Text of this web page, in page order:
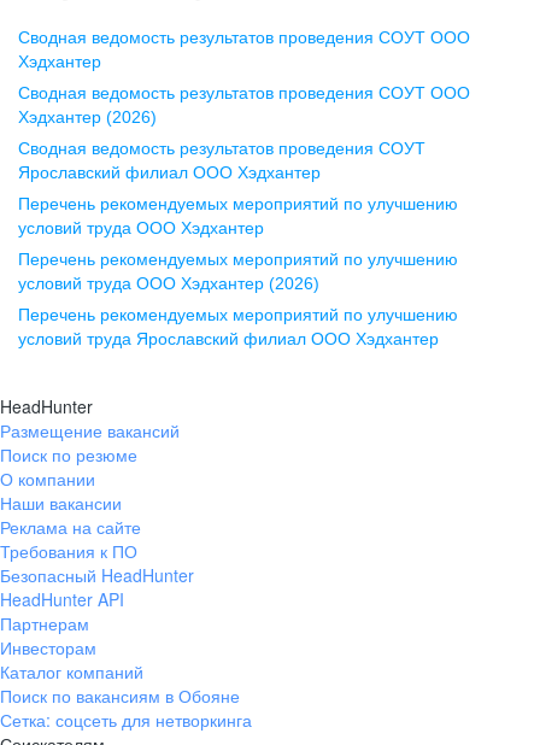
Воронеж
ул. Комиссаржевской, д. 10,
офис 1212
+7 473 280-05-05
pr@vrn.hh.ru
ул. Спартаковская, д. 2А, этаж 3,
помещение 15
+7 843 212-12-50
Екатеринбург
ул. Боевых Дружин, стр. 20,
+7 343 226-79-99
pr@ural.hh.ru
ул. Янковского, д. 169, 7 этаж,
706 каб.
+7 861 205-55-57
pr@krd.hh.ru
Сводная ведомость результатов проведения СОУТ ООО
Хэдхантер
Сводная ведомость результатов проведения СОУТ ООО
Хэдхантер (2026)
Сводная ведомость результатов проведения СОУТ
Ярославский филиал ООО Хэдхантер
Перечень рекомендуемых мероприятий по улучшению
условий труда ООО Хэдхантер
Перечень рекомендуемых мероприятий по улучшению
условий труда ООО Хэдхантер (2026)
Перечень рекомендуемых мероприятий по улучшению
условий труда Ярославский филиал ООО Хэдхантер
HeadHunter
Размещение вакансий
Поиск по резюме
О компании
Наши вакансии
Реклама на сайте
Требования к ПО
Безопасный HeadHunter
HeadHunter API
Партнерам
Инвесторам
Каталог компаний
Поиск по вакансиям в Обояне
Сетка: соцсеть для нетворкинга